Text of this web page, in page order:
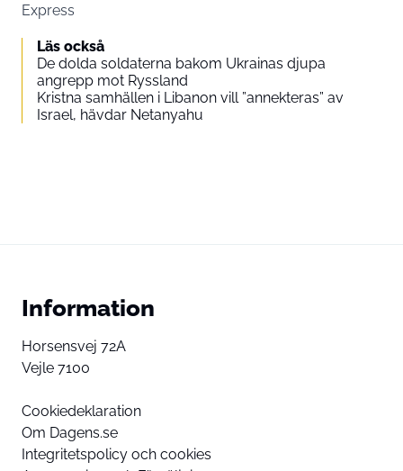
Express
Läs också
De dolda soldaterna bakom Ukrainas djupa
angrepp mot Ryssland
Kristna samhällen i Libanon vill ”annekteras” av
Israel, hävdar Netanyahu
Information
Horsensvej 72A
Vejle 7100
Cookiedeklaration
Om Dagens.se
Integritetspolicy och cookies